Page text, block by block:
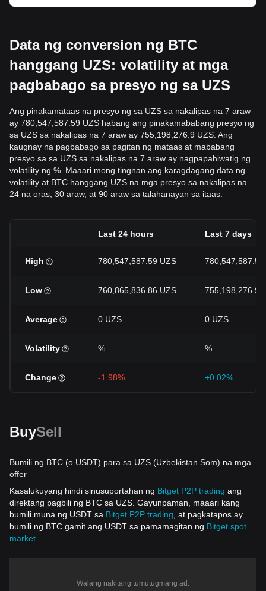
Data ng conversion ng BTC
hanggang UZS: volatility at mga
pagbabago sa presyo ng sa UZS
Ang pinakamataas na presyo ng sa UZS sa nakalipas na 7 araw
ay 780,547,587.59 UZS habang ang pinakamababang presyo ng
sa UZS sa nakalipas na 7 araw ay 755,198,276.9 UZS. Ang
kaugnay na pagbabago sa pagitan ng mataas at mababang
presyo sa sa UZS sa nakalipas na 7 araw ay nagpapahiwatig ng
volatility ng %. Maaari mong tingnan ang karagdagang data ng
volatility at BTC hanggang UZS na mga presyo sa nakalipas na
24 na oras, 30 araw, at 90 araw sa talahanayan sa itaas.
Last 24 hours Last 7 days
High 780,547,587.59 UZS 780,547,587.59
Low 760,865,836.86 UZS 755,198,276.9
Average 0 UZS 0 UZS
Volatility % %
Change -1.98% +0.02%
BuySell
Bumili ng BTC (o USDT) para sa UZS (Uzbekistan Som) na mga
offer
Kasalukuyang hindi sinusuportahan ng Bitget P2P trading ang
direktang pagbili ng BTC sa UZS. Gayunpaman, maaari kang
bumili muna ng USDT sa Bitget P2P trading , at pagkatapos ay
bumili ng BTC gamit ang USDT sa pamamagitan ng Bitget spot
market
Walang nakitang tumutugmang ad.